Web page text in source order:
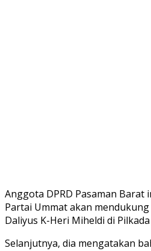
Anggota DPRD Pasaman Barat
Partai Ummat akan
Daliyus K-Heri Miheldi di
Selanjutnya, dia mengatakan